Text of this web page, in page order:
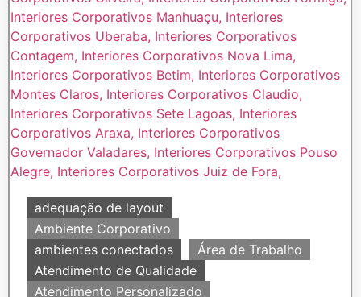
adequação de layout
Ambiente Corporativo
ambientes conectados
Área de Trabalho
Atendimento de Qualidade
Atendimento Personalizado